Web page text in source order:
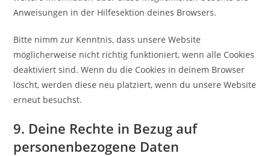
Anweisungen in der Hilfesektion deines Browsers.
Bitte nimm zur Kenntnis, dass unsere Website
möglicherweise nicht richtig funktioniert, wenn alle Cookies
deaktiviert sind. Wenn du die Cookies in deinem Browser
löscht, werden diese neu platziert, wenn du unsere Website
erneut besuchst.
9. Deine Rechte in Bezug auf
personenbezogene Daten